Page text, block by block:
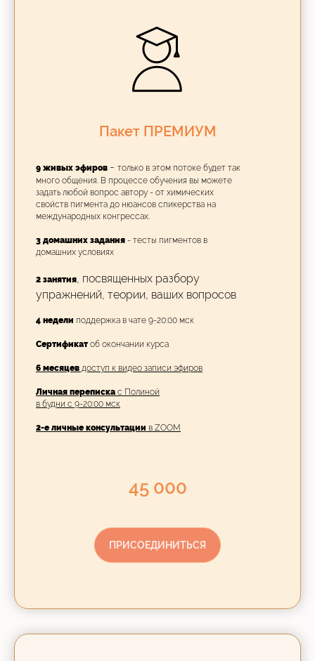
Пакет ПРЕМИУМ
9 живых эфиров - только в этом потоке будет так
много общения. В процессе обучения вы можете
задать любой вопрос автору - от химических
свойств пигмента до нюансов спикерства на
международных конгрессах.
3 домашних задания - тесты пигментов в
домашних условиях
2 занятия, посвященных разбору
упражнений, теории, ваших вопросов
4 недели поддержка в чате 9-20:00 мск
Сертификат об окончании курса
6 месяцев доступ к видео записи эфиров
Личная переписка с Полиной
в будни с 9-20:00 мск
2-е личные консультации в ZOOM
45 000
ПРИСОЕДИНИТЬСЯ